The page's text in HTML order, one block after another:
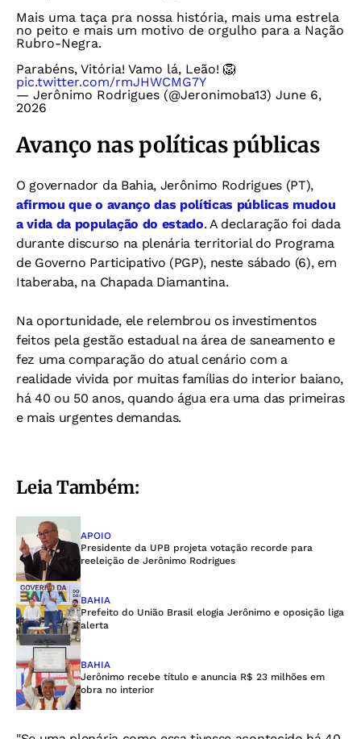
Mais uma taça pra nossa história, mais uma estrela
no peito e mais um motivo de orgulho para a Nação
Rubro-Negra.
Parabéns, Vitória! Vamo lá, Leão! 🦁
pic.twitter.com/rmJHWCMG7Y
— Jerônimo Rodrigues (@Jeronimoba13) June 6,
2026
Avanço nas políticas públicas
O governador da Bahia, Jerônimo Rodrigues (PT),
afirmou que o avanço das políticas públicas mudou
a vida da população do estado. A declaração foi dada
durante discurso na plenária territorial do Programa
de Governo Participativo (PGP), neste sábado (6), em
Itaberaba, na Chapada Diamantina.
Na oportunidade, ele relembrou os investimentos
feitos pela gestão estadual na área de saneamento e
fez uma comparação do atual cenário com a
realidade vivida por muitas famílias do interior baiano,
há 40 ou 50 anos, quando água era uma das primeiras
e mais urgentes demandas.
Leia Também:
APOIO
Presidente da UPB projeta votação recorde para
reeleição de Jerônimo Rodrigues
BAHIA
Prefeito do União Brasil elogia Jerônimo e oposição liga
alerta
BAHIA
Jerônimo recebe título e anuncia R$ 23 milhões em
obra no interior